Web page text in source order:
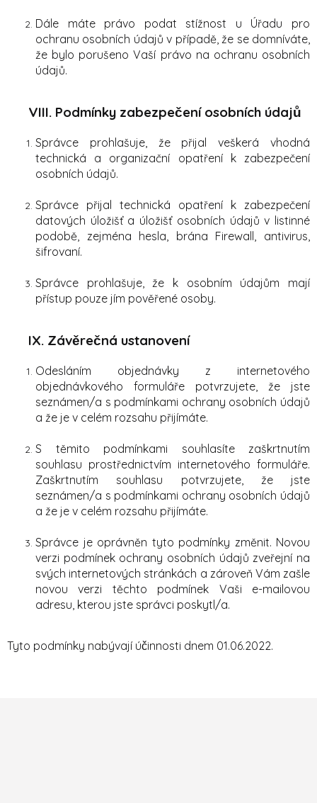
Dále máte právo podat stížnost u Úřadu pro
ochranu osobních údajů v případě, že se domníváte,
že bylo porušeno Vaší právo na ochranu osobních
údajů.
VIII. Podmínky zabezpečení osobních údajů
Správce prohlašuje, že přijal veškerá vhodná
technická a organizační opatření k zabezpečení
osobních údajů.
Správce přijal technická opatření k zabezpečení
datových úložišť a úložišť osobních údajů v listinné
podobě, zejména hesla, brána Firewall, antivirus,
šifrovaní.
Správce prohlašuje, že k osobním údajům mají
přístup pouze jím pověřené osoby.
IX. Závěrečná ustanovení
Odesláním objednávky z internetového
objednávkového formuláře potvrzujete, že jste
seznámen/a s podmínkami ochrany osobních údajů
a že je v celém rozsahu přijímáte.
S těmito podmínkami souhlasíte zaškrtnutím
souhlasu prostřednictvím internetového formuláře.
Zaškrtnutím souhlasu potvrzujete, že jste
seznámen/a s podmínkami ochrany osobních údajů
a že je v celém rozsahu přijímáte.
Správce je oprávněn tyto podmínky změnit. Novou
verzi podmínek ochrany osobních údajů zveřejní na
svých internetových stránkách a zároveň Vám zašle
novou verzi těchto podmínek Vaši e-mailovou
adresu, kterou jste správci poskytl/a.
Tyto podmínky nabývají účinnosti dnem 01.06.2022.